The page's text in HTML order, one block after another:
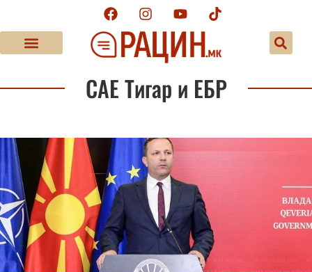
САЕ Тигар и ЕБР